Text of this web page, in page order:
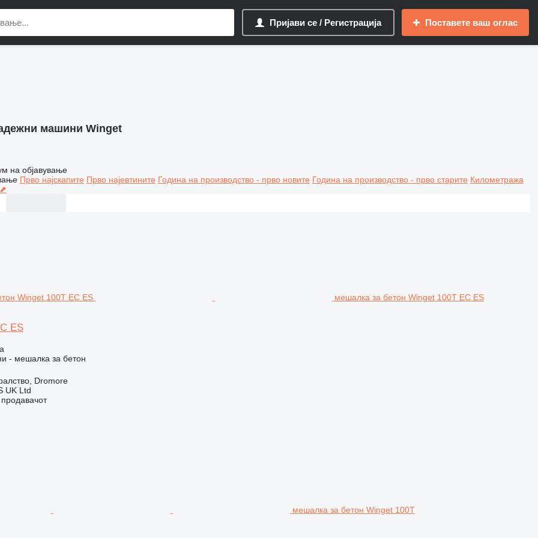
Пријави се / Регистрација Поставете ваш оглас
машини Winget
на објавување
Прво најскапите Прво најевтините Година на производство - прво новите Година на производство - прво старите Километража
мешалка за бетон Winget 100T EC ES
ES
- мешалка за бетон
Dromore
UK Ltd
продавачот
мешалка за бетон Winget 100T